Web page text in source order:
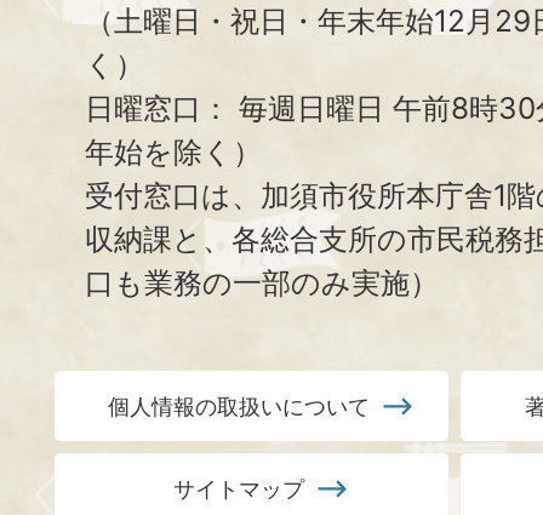
（土曜日・祝日・年末年始12月
く）
日曜窓口： 毎週日曜日 午前8時
年始を除く）
受付窓口は、加須市役所本庁舎1
収納課と、 各総合支所の市民税務
口も業務の一部のみ実施）
個人情報の取扱いについて
サイトマップ